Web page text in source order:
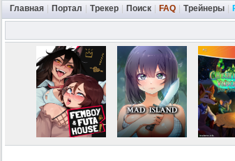
Главная Портал Трекер Поиск FAQ Трейнеры